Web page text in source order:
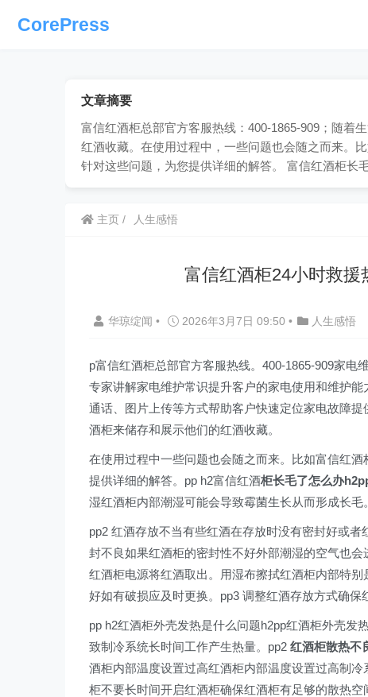
CorePress
文章摘要
富信红酒柜总部官方客服热线：400-1865-909；随着
红酒收藏。在使用过程中，一些问题也会随之而来。
针对这些问题，为您提供详细的解答。 富信红酒柜
主页 人生感悟
富信红酒柜24小时救
华琼绽闻 • 2026年3月7日 09:50 • 人生感悟
p富信红酒柜总部官方客服热线。400-1865-909家
专家讲解家电维护常识提升客户的家电使用和维护能
通话、图片上传等方式帮助客户快速定位家电故障
酒柜来储存和展示他们的红酒收藏。
在使用过程中一些问题也会随之而来。比如富信红
提供详细的解答。pp h2富信红酒柜长毛了怎么办
湿红酒柜内部潮湿可能会导致霉菌生长从而形成长毛。
pp2 红酒存放不当有些红酒在存放时没有密封好或
封不良如果红酒柜的密封性不好外部潮湿的空气也
红酒柜电源将红酒取出。用湿布擦拭红酒柜内部特
好如有破损应及时更换。pp3 调整红酒存放方式确保
pp h2红酒柜外壳发热是什么问题h2pp红酒柜外壳发
致制冷系统长时间工作产生热量。pp2 红酒柜散热不
酒柜内部温度设置过高红酒柜内部温度设置过高制
柜不要长时间开启红酒柜确保红酒柜有足够的散热